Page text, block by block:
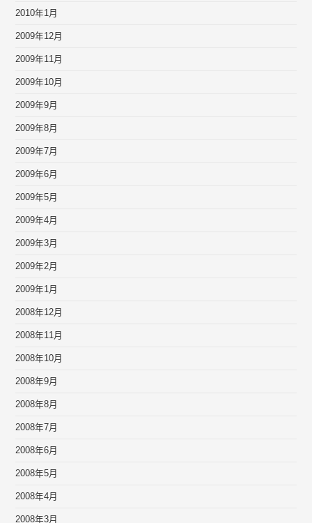
2010年1月
2009年12月
2009年11月
2009年10月
2009年9月
2009年8月
2009年7月
2009年6月
2009年5月
2009年4月
2009年3月
2009年2月
2009年1月
2008年12月
2008年11月
2008年10月
2008年9月
2008年8月
2008年7月
2008年6月
2008年5月
2008年4月
2008年3月